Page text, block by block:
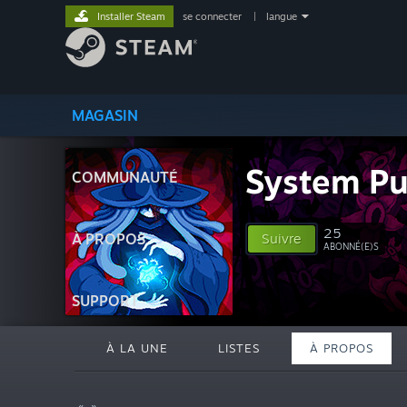
MAGASIN
COMMUNAUTÉ
À PROPOS
SUPPORT
Installer Steam se connecter langue
System
Suivre 25
ABONNÉ(E)S
À LA UNE LISTES À PROPOS